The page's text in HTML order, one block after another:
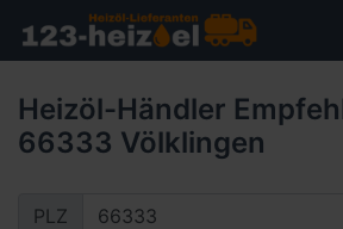
Heizöl-Händler
66333 Völklingen
PLZ